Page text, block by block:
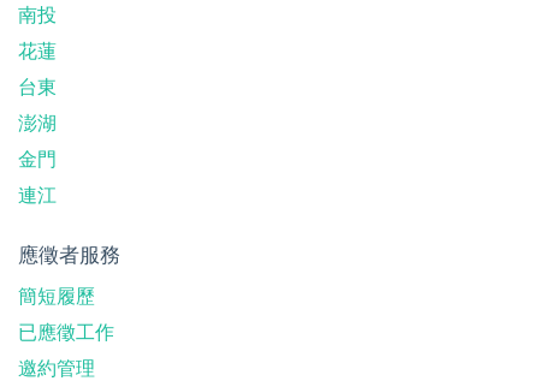
南投
花蓮
台東
澎湖
金門
連江
應徵者服務
簡短履歷
已應徵工作
邀約管理